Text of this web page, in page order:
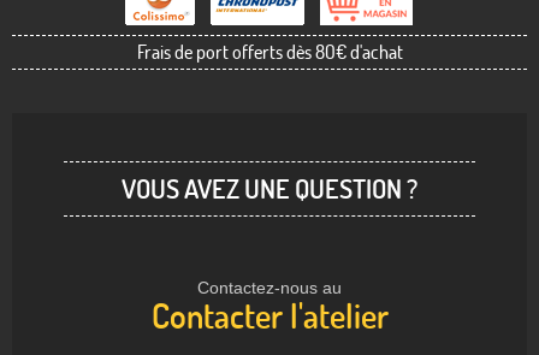
Frais de port offerts dès 80€ d'achat
VOUS AVEZ UNE QUESTION ?
Contactez-nous au
Contacter l'atelier